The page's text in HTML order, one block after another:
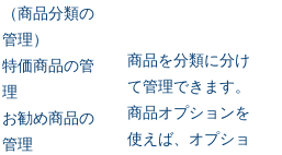
（商品分類の
管理）
特価商品の管
理
お勧め商品の
管理
商品を分類に分け
て管理できます。
商品オプションを
使えば、オプショ